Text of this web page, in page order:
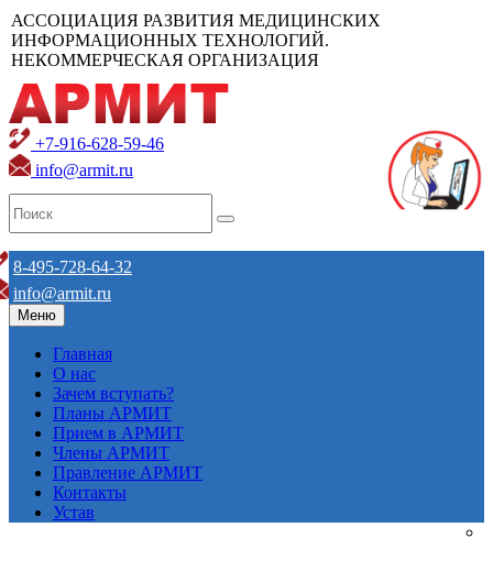
АССОЦИАЦИЯ РАЗВИТИЯ МЕДИЦИНСКИХ
ИНФОРМАЦИОННЫХ ТЕХНОЛОГИЙ.
НЕКОММЕРЧЕСКАЯ ОРГАНИЗАЦИЯ
+7-916-628-59-46
info@armit.ru
8-495-728-64-32
info@armit.ru
Меню
Главная
О нас
Зачем вступать?
Планы АРМИТ
Прием в АРМИТ
Члены АРМИТ
Правление АРМИТ
Контакты
Устав